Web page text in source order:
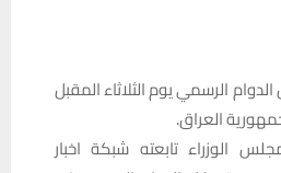
الرسمي يوم الثلاثاء المقبل
العراق.
الوزراء تابعته شبكة اخبار